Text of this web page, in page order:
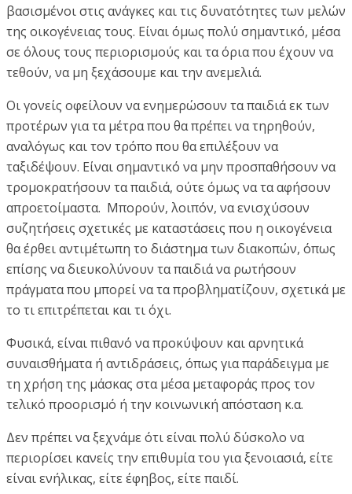
βασισμένοι στις ανάγκες και τις δυνατότητες των μελών
της οικογένειας τους. Είναι όμως πολύ σημαντικό, μέσα
σε όλους τους περιορισμούς και τα όρια που έχουν να
τεθούν, να μη ξεχάσουμε και την ανεμελιά.
Οι γονείς οφείλουν να ενημερώσουν τα παιδιά εκ των
προτέρων για τα μέτρα που θα πρέπει να τηρηθούν,
αναλόγως και τον τρόπο που θα επιλέξουν να
ταξιδέψουν. Είναι σημαντικό να μην προσπαθήσουν να
τρομοκρατήσουν τα παιδιά, ούτε όμως να τα αφήσουν
απροετοίμαστα. Μπορούν, λοιπόν, να ενισχύσουν
συζητήσεις σχετικές με καταστάσεις που η οικογένεια
θα έρθει αντιμέτωπη το διάστημα των διακοπών, όπως
επίσης να διευκολύνουν τα παιδιά να ρωτήσουν
πράγματα που μπορεί να τα προβληματίζουν, σχετικά με
το τι επιτρέπεται και τι όχι.
Φυσικά, είναι πιθανό να προκύψουν και αρνητικά
συναισθήματα ή αντιδράσεις, όπως για παράδειγμα με
τη χρήση της μάσκας στα μέσα μεταφοράς προς τον
τελικό προορισμό ή την κοινωνική απόσταση κ.α.
Δεν πρέπει να ξεχνάμε ότι είναι πολύ δύσκολο να
περιορίσει κανείς την επιθυμία του για ξενοιασιά, είτε
είναι ενήλικας, είτε έφηβος, είτε παιδί.